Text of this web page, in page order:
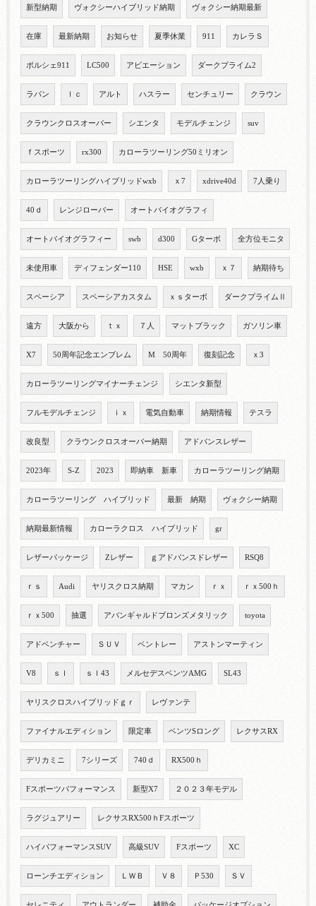
新型納期 ヴォクシーハイブリッド納期 ヴォクシー納期最新
在庫 最新納期 お知らせ 夏季休業 911 カレラＳ
ポルシェ911 LC500 アビエーション ダークプライム2
ラパン ｌｃ アルト ハスラー センチュリー クラウン
クラウンクロスオーバー シエンタ モデルチェンジ suv
ｆスポーツ rx300 カローラツーリング50ミリオン
カローラツーリングハイブリッドwxb ｘ7 xdrive40d 7人乗り
40ｄ レンジローバー オートバイオグラフィ
オートバイオグラフィー swb d300 Gターボ 全方位モニタ
未使用車 ディフェンダー110 HSE wxb ｘ７ 納期待ち
スペーシア スペーシアカスタム ｘｓターボ ダークプライムⅡ
遠方 大阪から ｔｘ ７人 マットブラック ガソリン車
X7 50周年記念エンブレム M 50周年 復刻記念 ｘ3
カローラツーリングマイナーチェンジ シエンタ新型
フルモデルチェンジ ｉｘ 電気自動車 納期情報 テスラ
改良型 クラウンクロスオーバー納期 アドバンスレザー
2023年 S-Z 2023 即納車 新車 カローラツーリング納期
カローラツーリング ハイブリッド 最新 納期 ヴォクシー納期
納期最新情報 カローラクロス ハイブリッド gr
レザーパッケージ Zレザー ｇアドバンスドレザー RSQ8
ｒｓ Audi ヤリスクロス納期 マカン ｒｘ ｒｘ500ｈ
ｒｘ500 抽選 アバンギャルドブロンズメタリック toyota
アドベンチャー ＳＵＶ ベントレー アストンマーティン
V8 ｓｌ ｓｌ43 メルセデスベンツAMG SL43
ヤリスクロスハイブリッドｇｒ レヴァンテ
ファイナルエディション 限定車 ベンツSロング レクサスRX
デリカミニ 7シリーズ 740ｄ RX500ｈ
Fスポーツパフォーマンス 新型X7 ２０２３年モデル
ラグジュアリー レクサスRX500ｈFスポーツ
ハイパフォーマンスSUV 高級SUV Fスポーツ XC
ローンチエディション ＬＷＢ Ｖ８ Ｐ530 ＳＶ